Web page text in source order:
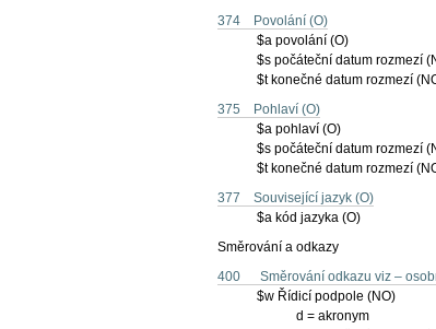
374 Povolání (O)
$a povolání (O)
$s počáteční datum rozmezí
$t konečné datum rozmezí
375 Pohlaví (O)
$a pohlaví (O)
$s počáteční datum rozmezí
$t konečné datum rozmezí
377 Související jazyk (O)
$a kód jazyka (O)
Směrování a odkazy
400 Směrování odkazu viz –
$w Řídicí podpole (NO)
d = akronym